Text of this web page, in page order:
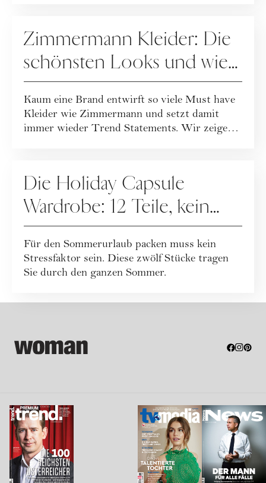
Zimmermann Kleider: Die
schönsten Looks und wie
Sie sie stilvoll kombinieren
Kaum eine Brand entwirft so viele Must have
Kleider wie Zimmermann und setzt damit
immer wieder Trend Statements. Wir zeigen
Die Holiday Capsule
Wardrobe: 12 Teile, kein
Übergepäck + Checkliste
zum Download
Für den Sommerurlaub packen muss kein
Stressfaktor sein. Diese zwölf Stücke tragen
Sie durch den ganzen Sommer.